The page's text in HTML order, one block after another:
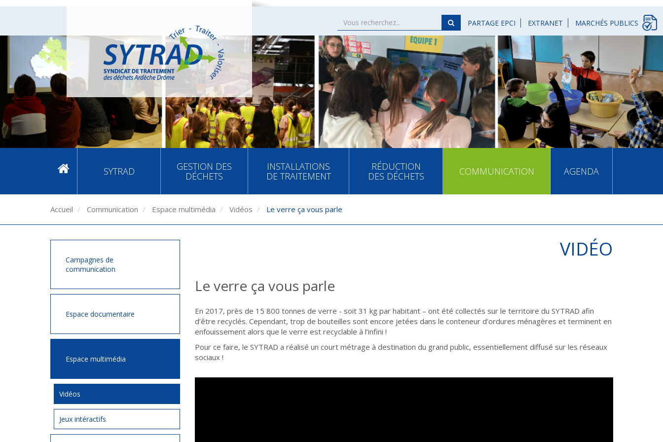
PARTAGE EPCI EXTRANET MARCHÉS PUBLICS
SYTRAD
GESTION DES
DÉCHETS
INSTALLATIONS
DE TRAITEMENT
RÉDUCTION
DES DÉCHETS
COMMUNICATION AGENDA
Accueil Communication Espace multimédia Vidéos Le verre ça vous parle
Campagnes de
communication
Espace documentaire
Espace multimédia
Vidéos
Jeux intéractifs
VIDÉO
Le verre ça vous parle
En 2017, près de 15 800 tonnes de verre - soit 31 kg par habitant – ont été collectés sur le territoire du SYTRAD afin
d’être recyclés. Cependant, trop de bouteilles sont encore jetées dans le conteneur d’ordures ménagères et terminent en
enfouissement alors que le verre est recyclable à l’infini !
Pour ce faire, le SYTRAD a réalisé un court métrage à destination du grand public, essentiellement diffusé sur les réseaux
sociaux !